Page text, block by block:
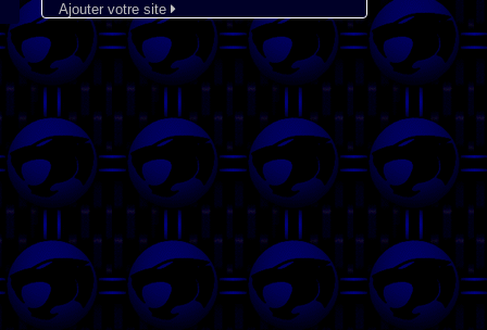
Ajouter votre site